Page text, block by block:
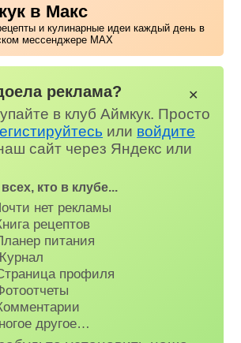
в Макс
и кулинарные идеи каждый день в
мессенджере MAX
реклама?
в клуб Аймкук. Просто
или войдите
сайт через Яндекс или
кто в клубе...
нет рекламы
рецептов
питания
профиля
другое…
✕